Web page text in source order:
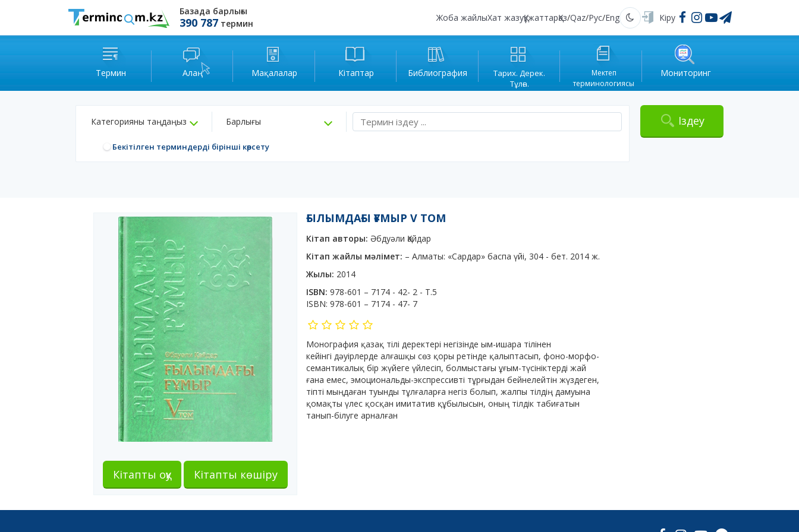
Базада барлығы
390 787 термин
Жоба жайлыХат жазуҚұжаттарҚаз/Qaz/Рус/Eng Қараңғы Кіру
Термин Алаң Мақалалар Кітаптар Библиография
Тарих. Дерек.
Тұлға.
Мектеп
терминологиясы
Мониторинг
Категорияны таңдаңыз Барлығы
Бекітілген терминдерді бірінші көрсету
Іздеу
Кітапты оқу Кітапты көшіру
ҒЫЛЫМДАҒЫ ҒҰМЫР V ТОМ
Кітап авторы: Әбдуәли Қайдар
Кітап жайлы мәлімет: – Алматы: «Сардар» баспа үйі, 304 - бет. 2014 ж.
Жылы: 2014
ISBN: 978-601 – 7174 - 42- 2 - Т.5
ISBN:978-601 – 7174 - 47- 7
Монография қазақ тілі деректері негізінде ым-ишара тілінен
кейінгі дәуірлерде алғашқы сөз қоры ретінде қалыптасып, фоно-морфо-
семантикалық бір жүйеге үйлесіп, болмыстағы ұғым-түсініктерді жай
ғана емес, эмоциональды-экспрессивті тұрғыдан бейнелейтін жүздеген,
тіпті мыңдаған туынды тұлғаларға негіз болып, жалпы тілдің дамуына
қомақты үлес қосқан имитатив құбылысын, оның тілдік табиғатын
танып-білуге арналған